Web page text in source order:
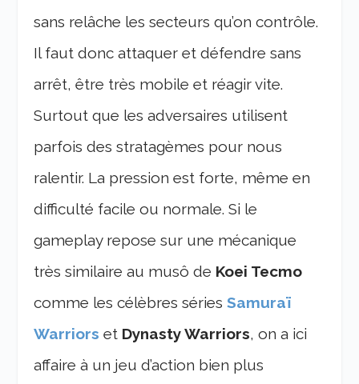
sans relâche les secteurs qu’on contrôle.
Il faut donc attaquer et défendre sans
arrêt, être très mobile et réagir vite.
Surtout que les adversaires utilisent
parfois des stratagèmes pour nous
ralentir. La pression est forte, même en
difficulté facile ou normale. Si le
gameplay repose sur une mécanique
très similaire au musô de Koei Tecmo
comme les célèbres sériesSamuraï
Warriors et Dynasty Warriors, on a ici
affaire à un jeu d’action bien plus